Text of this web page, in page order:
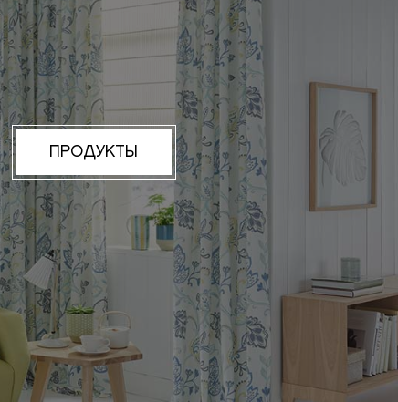
ПРОДУКТЫ